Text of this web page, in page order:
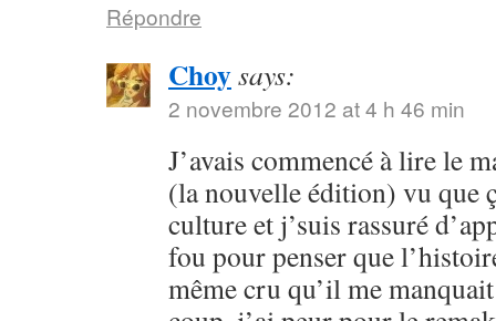
Répondre
Choysays:
2 novembre 2012 at 4 h 46 min
J’avais commencé à lire le
(la nouvelle édition) vu que
culture et j’suis rassuré
fou pour penser que
même cru qu’il me